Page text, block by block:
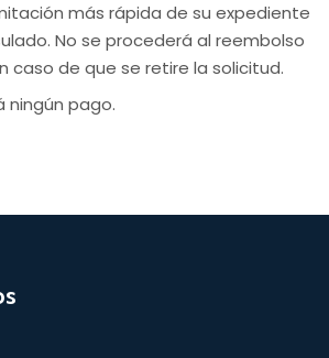
más rápida de su expediente
No se procederá al reembolso
caso de que se retire la solicitud.
ningún pago.